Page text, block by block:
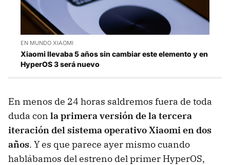
EN MUNDO XIAOMI
Xiaomi llevaba 5 años sin cambiar este elemento y en
HyperOS 3 será nuevo
En menos de 24 horas saldremos fuera de toda
duda con la primera versión de la tercera
iteración del sistema operativo Xiaomi en dos
años. Y es que parece ayer mismo cuando
hablábamos del estreno del primer HyperOS,